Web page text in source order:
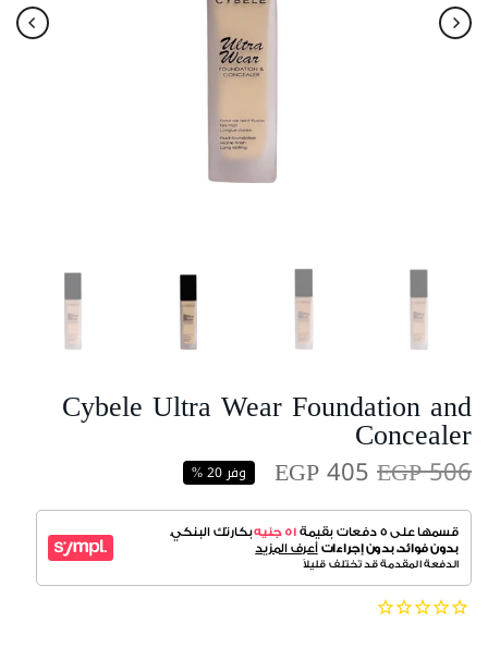
Cybele Ultra Wear Foundation and
Concealer
EGP 506
EGP 405 وفر 20 %